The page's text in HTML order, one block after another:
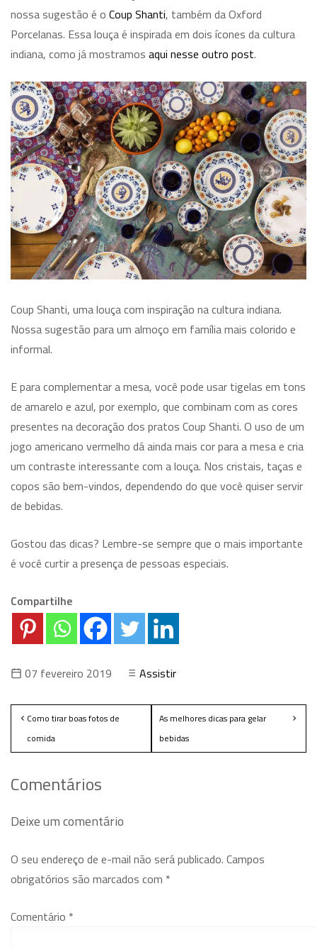
nossa sugestão é o Coup Shanti, também da Oxford
Porcelanas. Essa louça é inspirada em dois ícones da cultura
indiana, como já mostramos aqui nesse outro post.
Coup Shanti, uma louça com inspiração na cultura indiana.
Nossa sugestão para um almoço em família mais colorido e
informal.
E para complementar a mesa, você pode usar tigelas em tons
de amarelo e azul, por exemplo, que combinam com as cores
presentes na decoração dos pratos Coup Shanti. O uso de um
jogo americano vermelho dá ainda mais cor para a mesa e cria
um contraste interessante com a louça. Nos cristais, taças e
copos são bem-vindos, dependendo do que você quiser servir
de bebidas.
Gostou das dicas? Lembre-se sempre que o mais importante
é você curtir a presença de pessoas especiais.
Compartilhe
07 fevereiro 2019 Assistir
Como tirar boas fotos de
comida
As melhores dicas para gelar
bebidas
Comentários
Deixe um comentário
O seu endereço de e-mail não será publicado. Campos
obrigatórios são marcados com *
Comentário *